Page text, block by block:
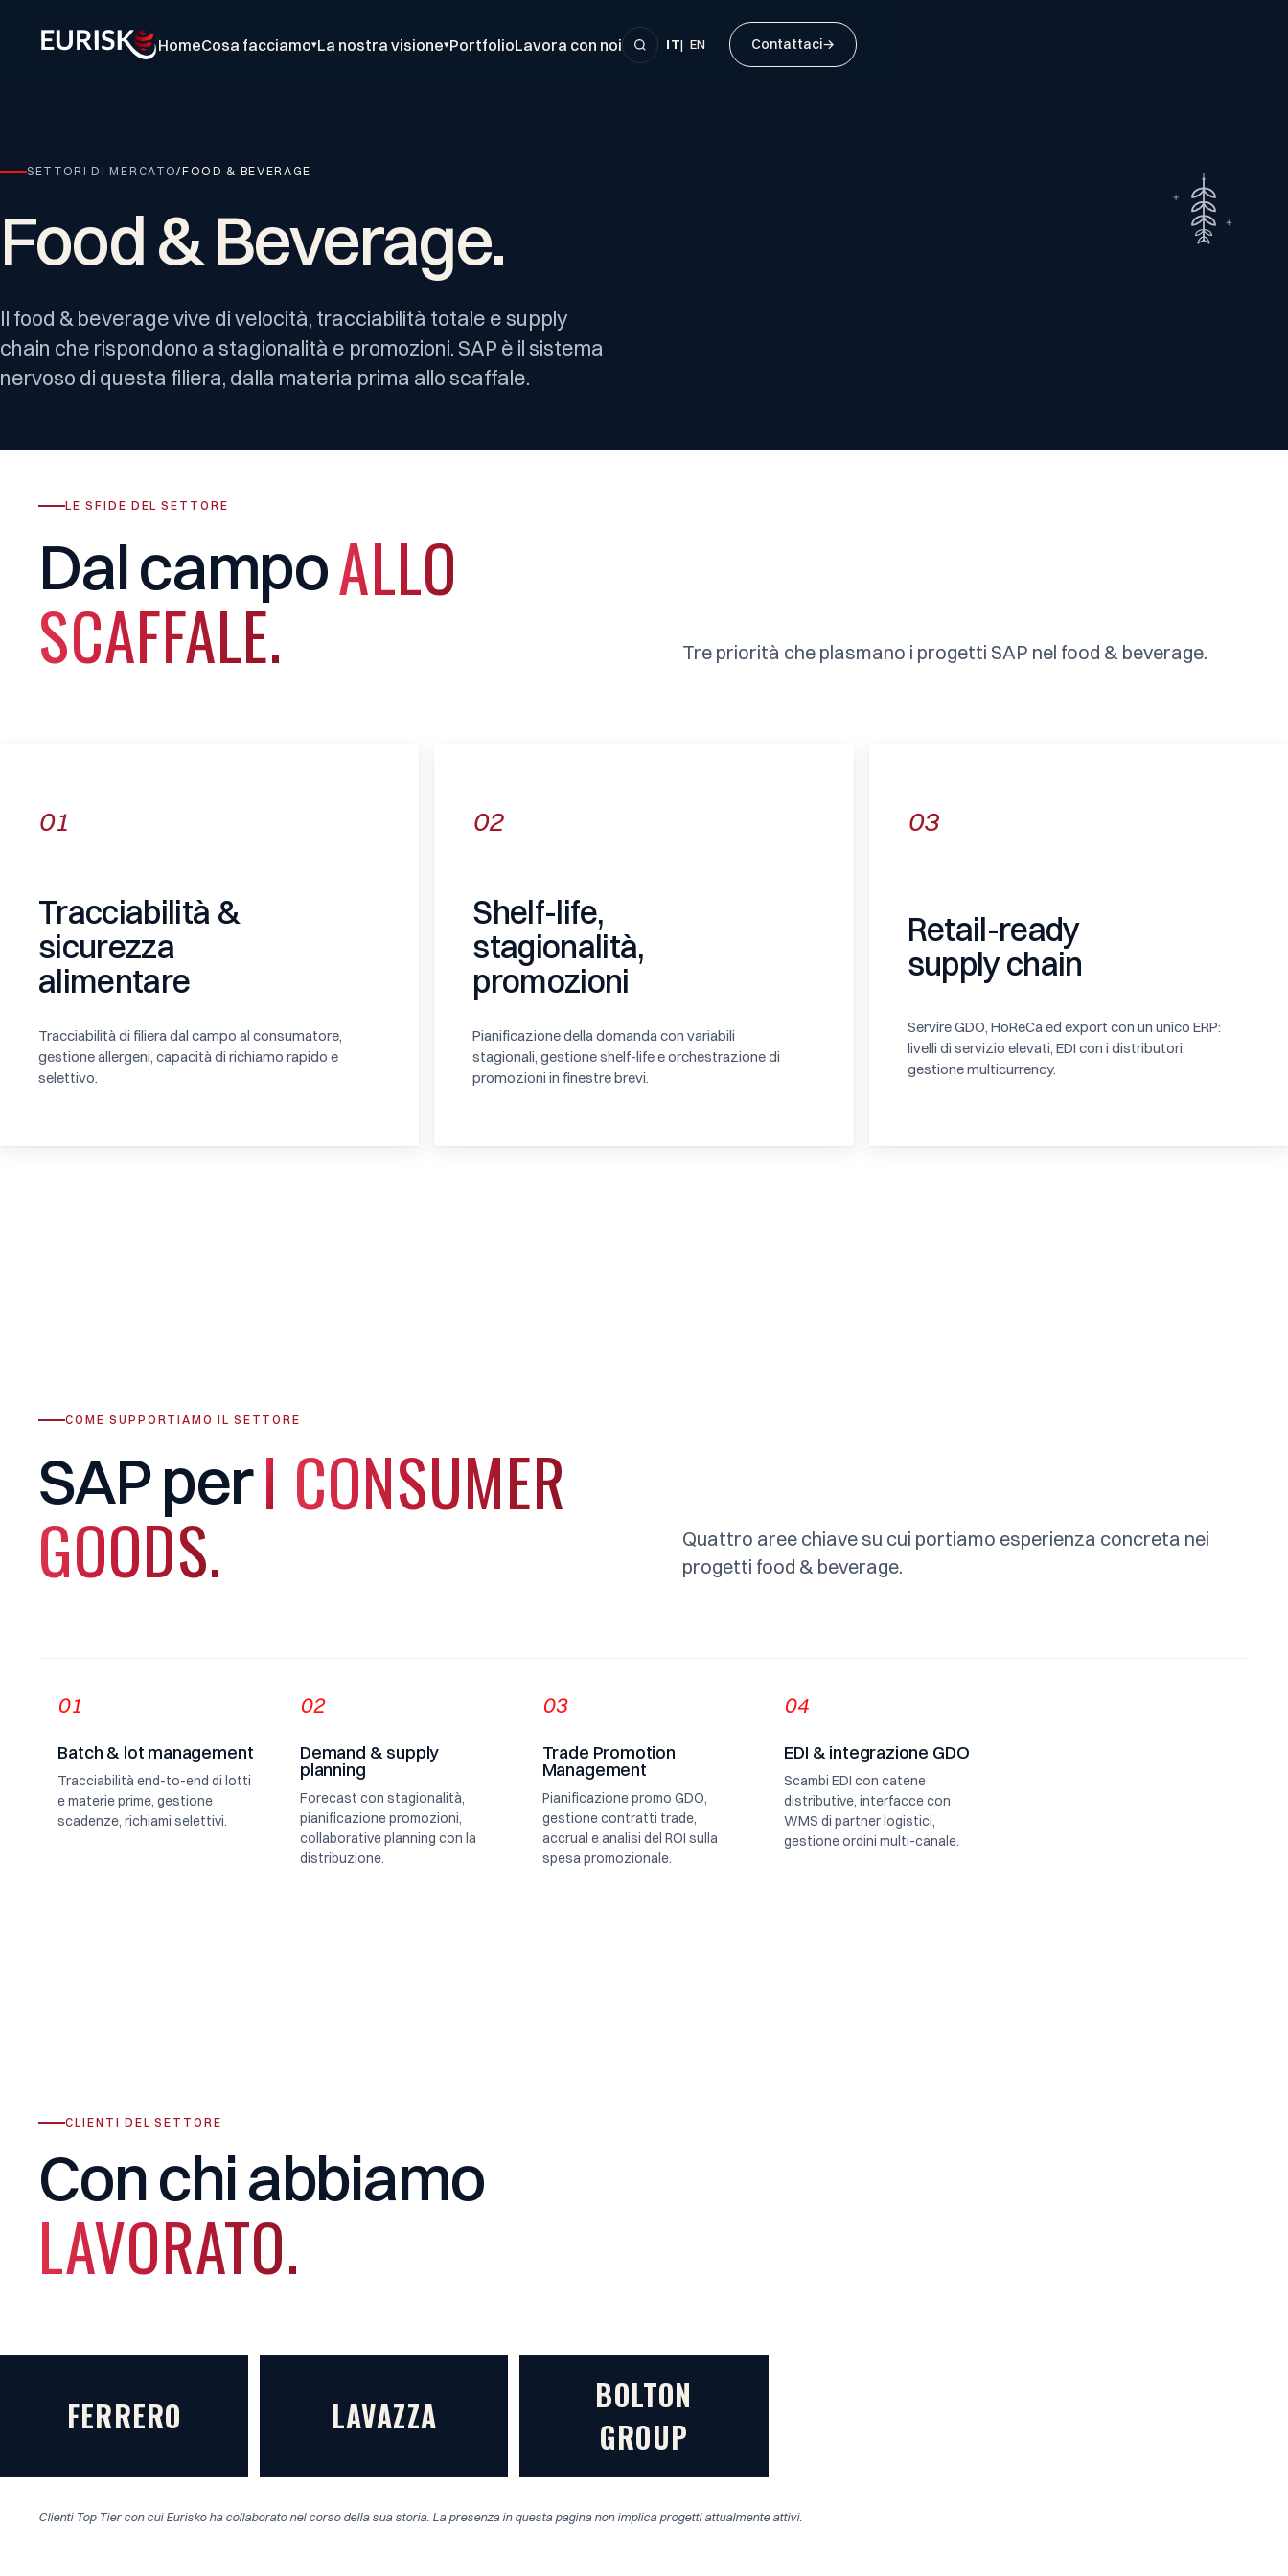
HomeCosa facciamo▾La nostra visione▾PortfolioLavora con noi IT| EN Contattaci→
SETTORI DI MERCATO/FOOD & BEVERAGE
Food&Beverage.
Il food & beverage vive di velocità, tracciabilità totale e supply
chain che rispondono a stagionalità e promozioni. SAP è il sistema
nervoso di questa filiera, dalla materia prima allo scaffale.
LE SFIDE DEL SETTORE
DalcampoALLO
SCAFFALE. Tre priorità che plasmano i progetti SAP nel food & beverage.
01
Tracciabilità &
sicurezza
alimentare
Tracciabilità di filiera dal campo al consumatore,
gestione allergeni, capacità di richiamo rapido e
selettivo.
02
Shelf-life,
stagionalità,
promozioni
Pianificazione della domanda con variabili
stagionali, gestione shelf-life e orchestrazione di
promozioni in finestre brevi.
03
Retail-ready
supply chain
Servire GDO, HoReCa ed export con un unico ERP:
livelli di servizio elevati, EDI con i distributori,
gestione multicurrency.
COME SUPPORTIAMO IL SETTORE
SAPperI CONSUMER
GOODS.
Quattro aree chiave su cui portiamo esperienza concreta nei
progetti food & beverage.
01
Batch & lot management
Tracciabilità end-to-end di lotti
e materie prime, gestione
scadenze, richiami selettivi.
02
Demand & supply
planning
Forecast con stagionalità,
pianificazione promozioni,
collaborative planning con la
distribuzione.
03
Trade Promotion
Management
Pianificazione promo GDO,
gestione contratti trade,
accrual e analisi del ROI sulla
spesa promozionale.
04
EDI & integrazione GDO
Scambi EDI con catene
distributive, interfacce con
WMS di partner logistici,
gestione ordini multi-canale.
CLIENTI DEL SETTORE
Conchiabbiamo
LAVORATO.
FERRERO LAVAZZA
BOLTON
GROUP
Clienti Top Tier con cui Eurisko ha collaborato nel corso della sua storia. La presenza in questa pagina non implica progetti attualmente attivi.